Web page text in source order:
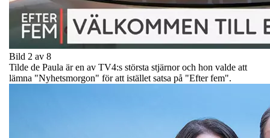
Bild 2 av 8
Tilde de Paula är en av TV4:s största stjärnor och hon valde att
lämna "Nyhetsmorgon" för att istället satsa på "Efter fem".